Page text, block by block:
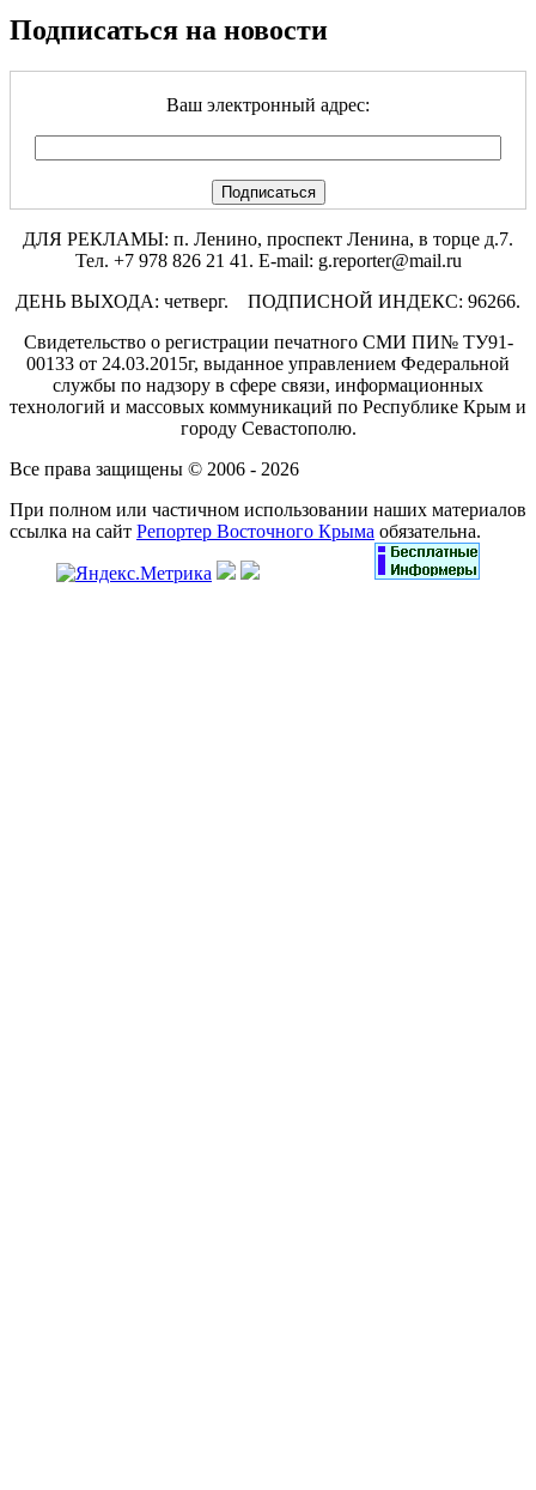
Подписаться на новости
Ваш электронный адрес:
ДЛЯ РЕКЛАМЫ: п. Ленино, проспект Ленина, в торце д.7.
Тел. +7 978 826 21 41. E-mail: g.reporter@mail.ru
ДЕНЬ ВЫХОДА: четверг. ПОДПИСНОЙ ИНДЕКС: 96266.
Свидетельство о регистрации печатного СМИ ПИ№ ТУ91-
00133 от 24.03.2015г, выданное управлением Федеральной
службы по надзору в сфере связи, информационных
технологий и массовых коммуникаций по Республике Крым и
городу Севастополю.
Все права защищены © 2006 - 2026
При полном или частичном использовании наших материалов
ссылка на сайт Репортер Восточного Крыма обязательна.